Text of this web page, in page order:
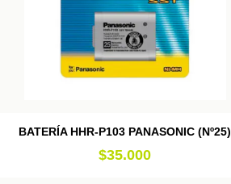
BATERÍA HHR-P103 PANASONIC (Nº25)
$35.000